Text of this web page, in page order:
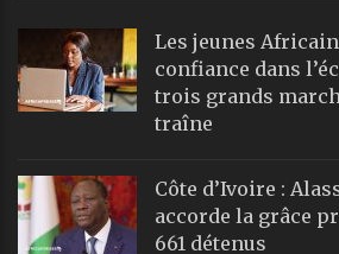
Les jeunes
confiance dans
trois grands
traîne
Côte d’Ivoire :
accorde la grâce
661 détenus